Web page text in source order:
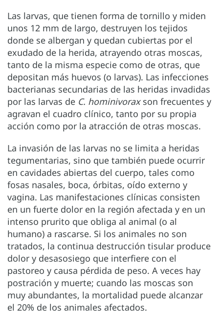
Las larvas, que tienen forma de tornillo y miden
unos 12 mm de largo, destruyen los tejidos
donde se albergan y quedan cubiertas por el
exudado de la herida, atrayendo otras moscas,
tanto de la misma especie como de otras, que
depositan más huevos (o larvas). Las infecciones
bacterianas secundarias de las heridas invadidas
por las larvas de C. hominivoraxson frecuentes y
agravan el cuadro clínico, tanto por su propia
acción como por la atracción de otras moscas.
La invasión de las larvas no se limita a heridas
tegumentarias, sino que también puede ocurrir
en cavidades abiertas del cuerpo, tales como
fosas nasales, boca, órbitas, oído externo y
vagina. Las manifestaciones clínicas consisten
en un fuerte dolor en la región afectada y en un
intenso prurito que obliga al animal (o al
humano) a rascarse. Si los animales no son
tratados, la continua destrucción tisular produce
dolor y desasosiego que interfiere con el
pastoreo y causa pérdida de peso. A veces hay
postración y muerte; cuando las moscas son
muy abundantes, la mortalidad puede alcanzar
el 20% de los animales afectados.